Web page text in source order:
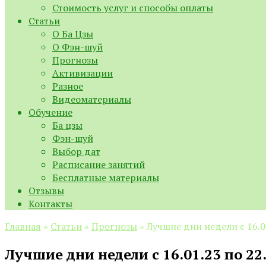
Стоимость услуг и способы оплаты
Статьи
О Ба Цзы
О Фэн-шуй
Прогнозы
Активизации
Разное
Видеоматериалы
Обучение
Ба цзы
Фэн-шуй
Выбор дат
Расписание занятий
Бесплатные материалы
Отзывы
Контакты
Главная » Статьи » Прогнозы » Лучшие дни недели с
Лучшие дни недели с 16.01.23 по